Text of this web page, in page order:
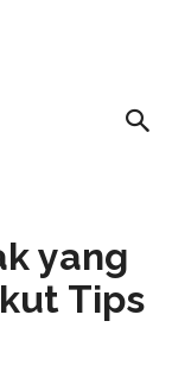
yang
Tips